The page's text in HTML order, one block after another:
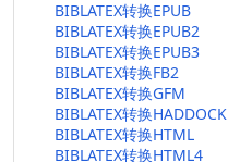
BIBLATEX转换EPUB
BIBLATEX转换EPUB2
BIBLATEX转换EPUB3
BIBLATEX转换FB2
BIBLATEX转换GFM
BIBLATEX转换HADDOCK
BIBLATEX转换HTML
BIBLATEX转换HTML4